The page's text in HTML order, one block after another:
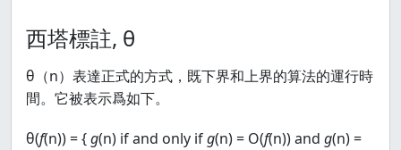
西塔標註, θ
θ（n）表達正式的方式，既下界和上界的算法的運行時
間。它被表示爲如下。
θ(f(n)) = {g(n) if and only ifg(n) = Ο(f(n)) and g(n) =